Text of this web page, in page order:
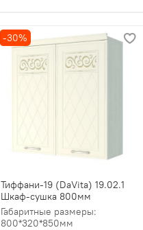
-30%
Тиффани-19 (DaVita) 19.02.1
Шкаф-сушка 800мм
Габаритные размеры:
800*320*850мм